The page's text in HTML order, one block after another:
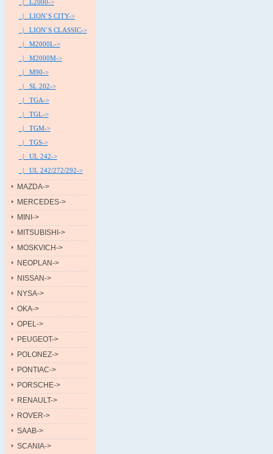
|_ L2000->
|_ LION`S CITY->
|_ LION`S CLASSIC->
|_ M2000L->
|_ M2000M->
|_ M90->
|_ SL 202->
|_ TGA->
|_ TGL->
|_ TGM->
|_ TGS->
|_ UL 242->
|_ UL 242/272/292->
MAZDA->
MERCEDES->
MINI->
MITSUBISHI->
MOSKVICH->
NEOPLAN->
NISSAN->
NYSA->
OKA->
OPEL->
PEUGEOT->
POLONEZ->
PONTIAC->
PORSCHE->
RENAULT->
ROVER->
SAAB->
SCANIA->